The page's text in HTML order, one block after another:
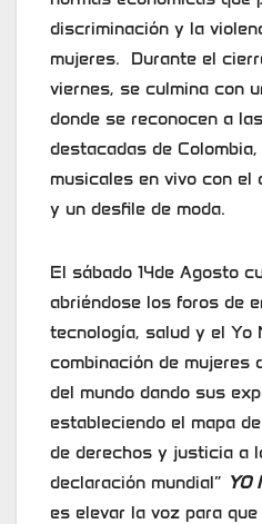
discriminación y la
mujeres. Durante el
viernes, se culmina con
donde se reconocen a
destacadas de
musicales en vivo con el
y un desfile de moda.
El sábado 14de Agosto
abriéndose los foros de
tecnología, salud y el Yo
combinación de mujeres
del mundo dando sus
estableciendo el mapa
de derechos y justicia a
declaración mundial” YO
es elevar la voz para